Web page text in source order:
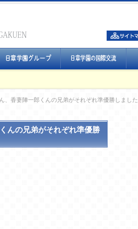
、香妻陣一郎くんの兄弟がそれぞれ準優勝しました
んの兄弟がそれぞれ準優勝